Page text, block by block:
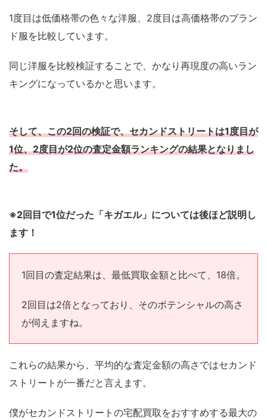
1度目は低価格帯の色々な洋服、2度目は高価格帯のブラン
ド服を比較しています。
同じ洋服を比較検証することで、かなり再現度の高いラン
キングになっているかと思います。
そして、この2回の検証で、セカンドストリートは1度目が
1位、2度目が2位の査定金額ランキングの結果となりまし
た。
※2回目で1位だった「キガエル」については後ほど説明し
ます！
1回目の査定結果は、最低買取金額と比べて、18倍。
2回目は2倍となっており、そのポテンシャルの高さ
が伺えますね。
これらの結果から、平均的な査定金額の高さではセカンド
ストリートが一番だと言えます。
僕がセカンドストリートの宅配買取をおすすめする最大の